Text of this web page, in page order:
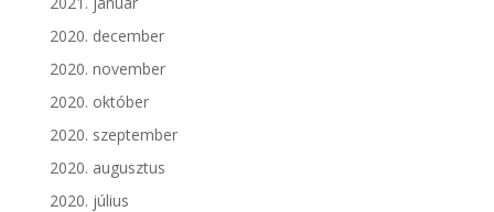
2020. december
2020. november
2020. október
2020. szeptember
2020. augusztus
2020. július